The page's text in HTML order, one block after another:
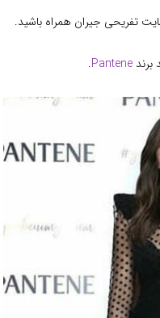
Pantene
.